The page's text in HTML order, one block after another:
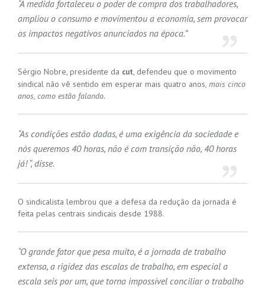
“A medida fortaleceu o poder de compra dos trabalhadores,
ampliou o consumo e movimentou a economia, sem provocar
os impactos negativos anunciados na época.”
Sérgio Nobre, presidente da cut, defendeu que o movimento
sindical não vê sentido em esperar mais quatro anos, mais cinco
anos, como estão falando.
“As condições estão dadas, é uma exigência da sociedade e
nós queremos 40 horas, não é com transição não, 40 horas
já! “, disse.
O sindicalista lembrou que a defesa da redução da jornada é
feita pelas centrais sindicais desde 1988.
“O grande fator que pesa muito, é a jornada de trabalho
extensa, a rigidez das escalas de trabalho, em especial a
escala seis por um, que torna impossível conciliar o trabalho